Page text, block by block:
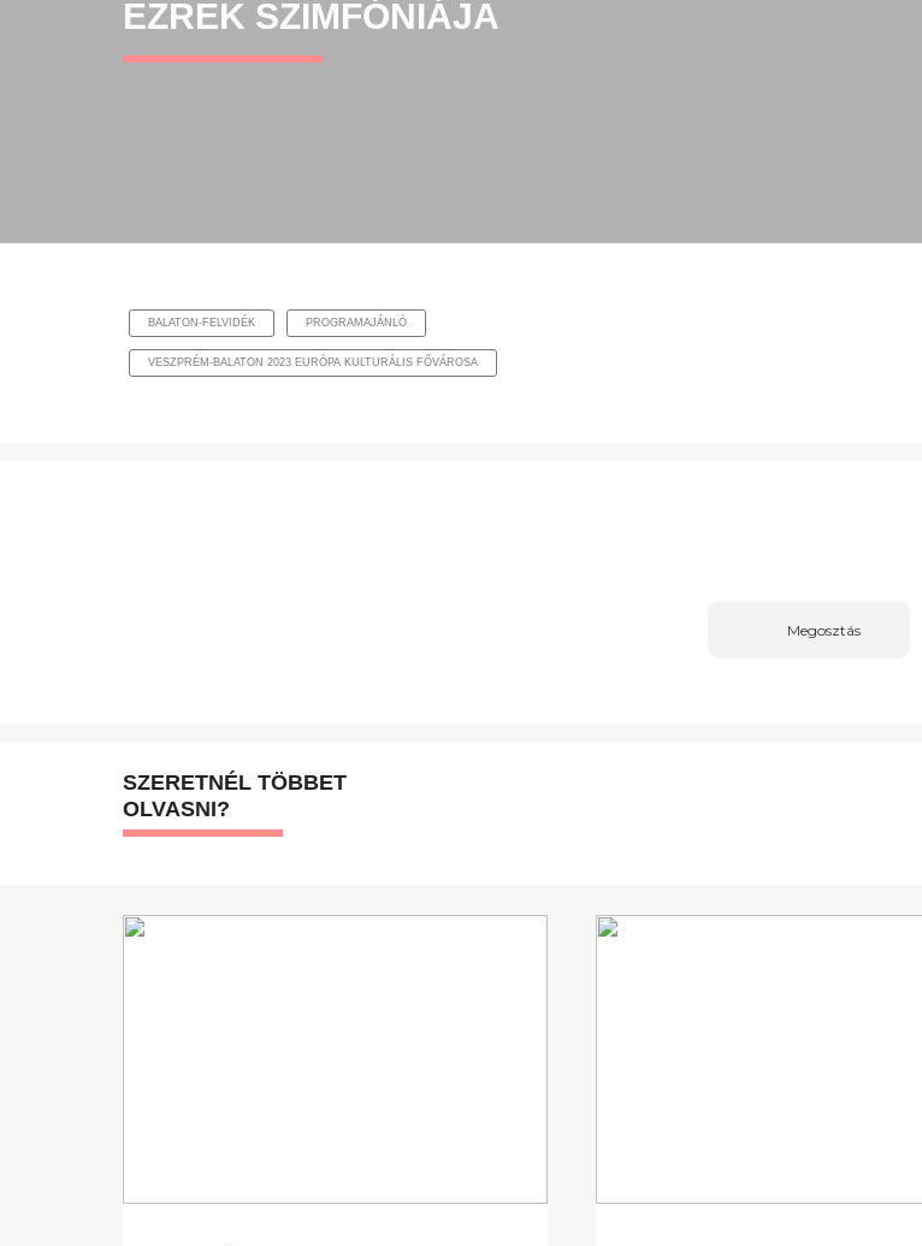
EZREK SZIMFÓNIÁJA
BALATON-FELVIDÉK PROGRAMAJÁNLÓ
VESZPRÉM-BALATON 2023 EURÓPA KULTURÁLIS FŐVÁROSA
Megosztás
SZERETNÉL TÖBBET
OLVASNI?